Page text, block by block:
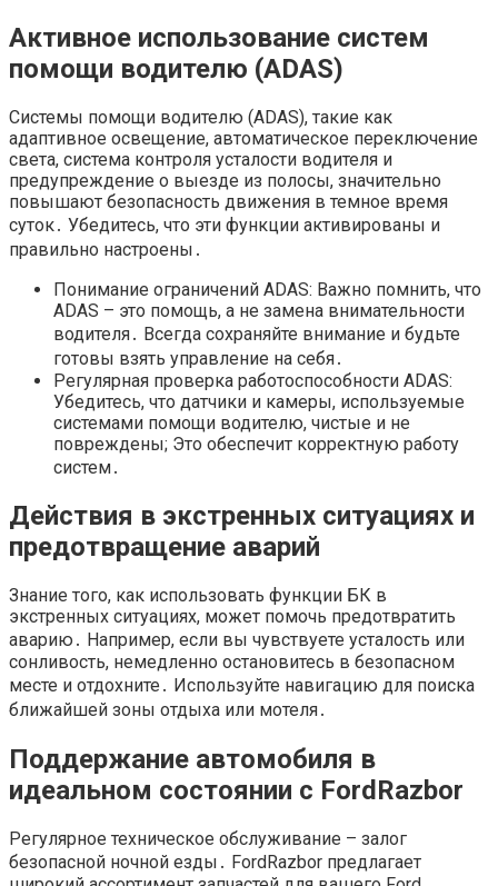
Активное использование систем
помощи водителю (ADAS)
Системы помощи водителю (ADAS), такие как
адаптивное освещение, автоматическое переключение
света, система контроля усталости водителя и
предупреждение о выезде из полосы, значительно
повышают безопасность движения в темное время
суток․ Убедитесь, что эти функции активированы и
правильно настроены․
Понимание ограничений ADAS: Важно помнить, что
ADAS – это помощь, а не замена внимательности
водителя․ Всегда сохраняйте внимание и будьте
готовы взять управление на себя․
Регулярная проверка работоспособности ADAS:
Убедитесь, что датчики и камеры, используемые
системами помощи водителю, чистые и не
повреждены; Это обеспечит корректную работу
систем․
Действия в экстренных ситуациях и
предотвращение аварий
Знание того, как использовать функции БК в
экстренных ситуациях, может помочь предотвратить
аварию․ Например, если вы чувствуете усталость или
сонливость, немедленно остановитесь в безопасном
месте и отдохните․ Используйте навигацию для поиска
ближайшей зоны отдыха или мотеля․
Поддержание автомобиля в
идеальном состоянии с FordRazbor
Регулярное техническое обслуживание – залог
безопасной ночной езды․ FordRazbor предлагает